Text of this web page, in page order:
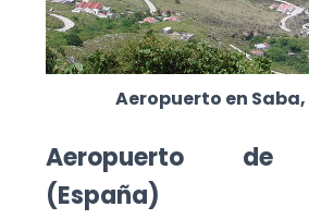
Aeropuerto en
Aeropuerto de
(España)